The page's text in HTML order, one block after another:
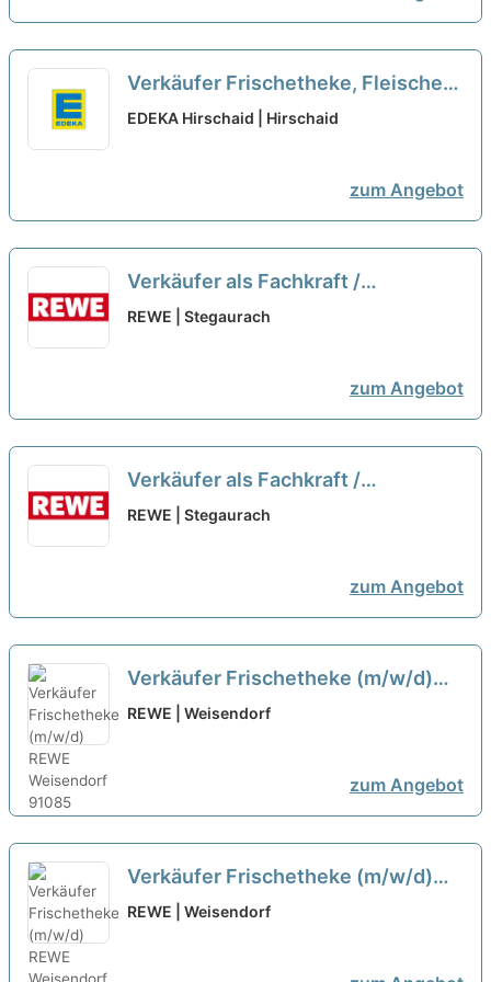
Verkäufer Frischetheke, Fleischer/
Metzger (m/w/d) neu
EDEKA Hirschaid | Hirschaid
zum Angebot
Verkäufer als Fachkraft /
Quereinsteiger Frischetheke
REWE | Stegaurach
zum Angebot
Verkäufer als Fachkraft /
Quereinsteiger Frischetheke
REWE | Stegaurach
zum Angebot
Verkäufer Frischetheke (m/w/d)
neu
REWE | Weisendorf
zum Angebot
Verkäufer Frischetheke (m/w/d)
neu
REWE | Weisendorf